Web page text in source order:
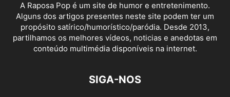
A Raposa Pop é um site de humor e entretenimento.
Alguns dos artigos presentes neste site podem ter um
propósito satírico/humorístico/paródia. Desde 2013,
partilhamos os melhores vídeos, noticias e anedotas em
conteúdo multimédia disponíveis na internet.
SIGA-NOS